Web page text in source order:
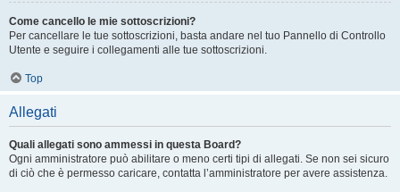
Come cancello le mie sottoscrizioni?
Per cancellare le tue sottoscrizioni, basta andare nel tuo Pannello di Controllo
Utente e seguire i collegamenti alle tue sottoscrizioni.
Top
Allegati
Quali allegati sono ammessi in questa Board?
Ogni amministratore può abilitare o meno certi tipi di allegati. Se non sei sicuro
di ciò che è permesso caricare, contatta l’amministratore per avere assistenza.